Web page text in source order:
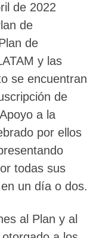
de 2022
de
de
y las
se encuentran
de
a la
por ellos
todas sus
un día o dos.
al Plan y al